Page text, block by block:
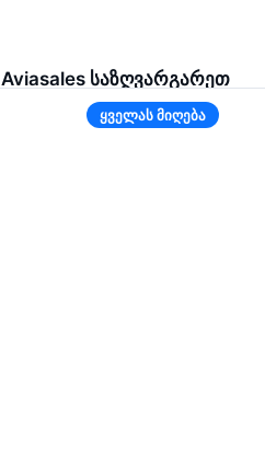
Aviasales საზღვარგარეთ
ყველას მიღება